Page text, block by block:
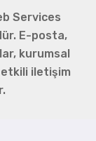
Services
E-posta,
kurumsal
etkili iletişim